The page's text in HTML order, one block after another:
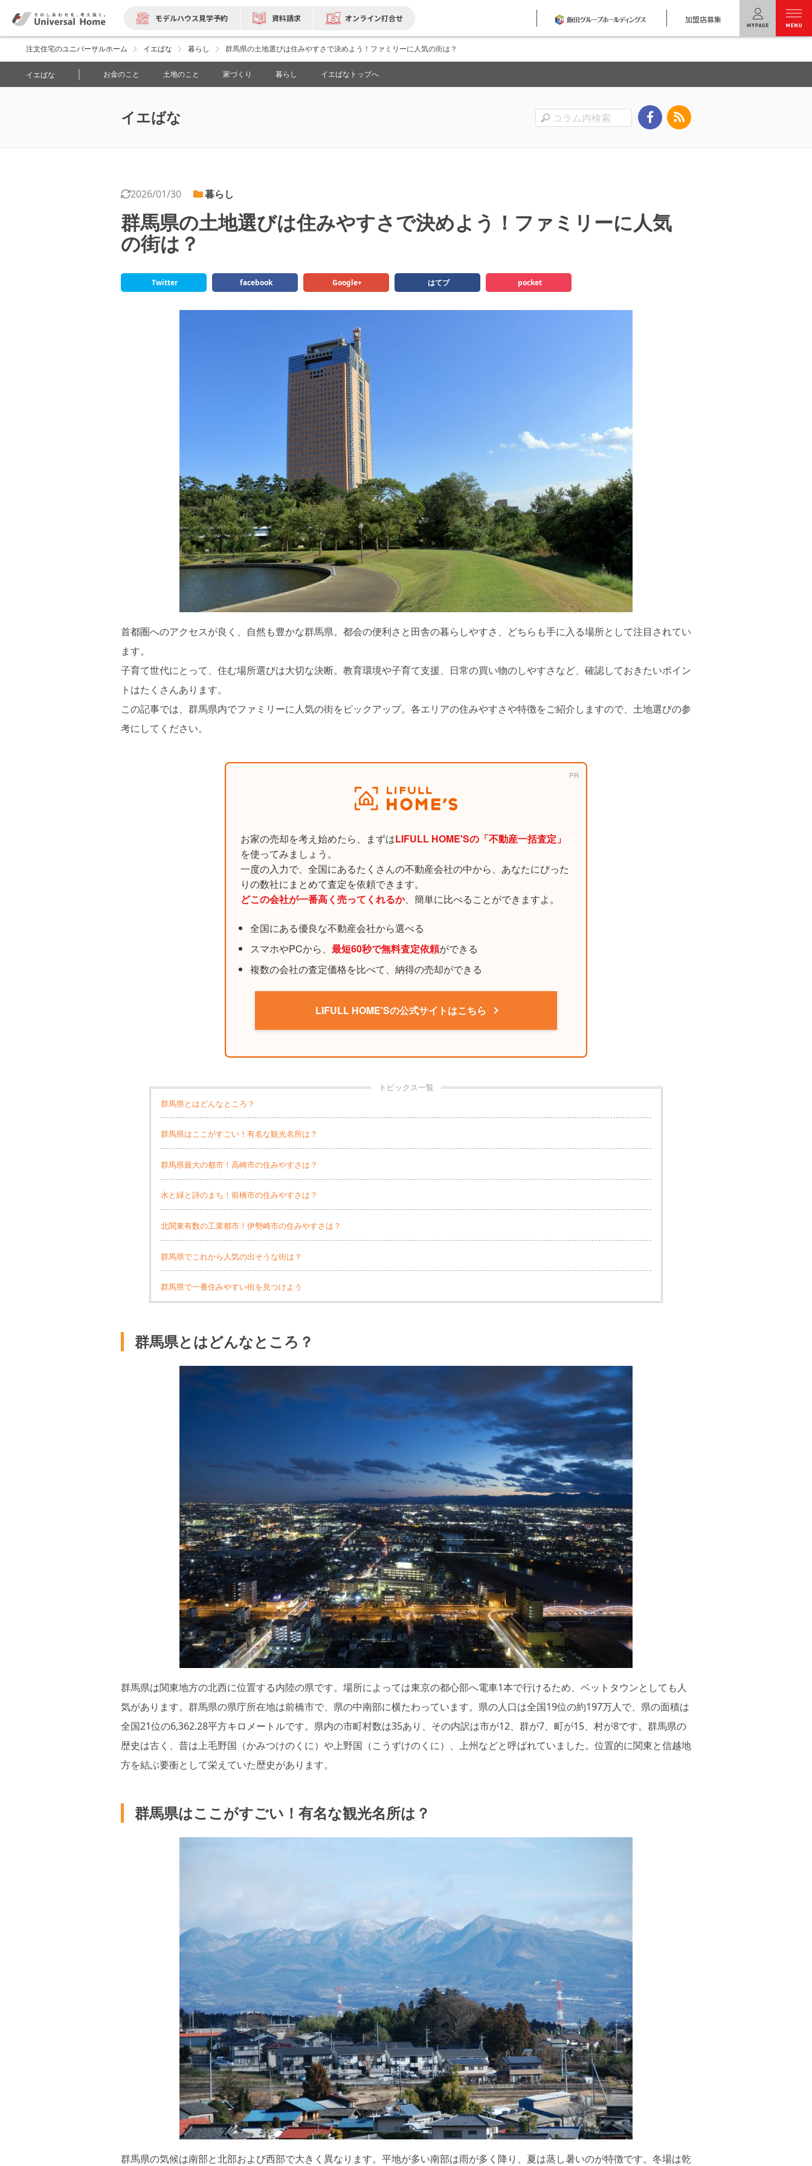
モデルハウス見学予約 資料請求 オンライン打合せ 加盟店募集
ユニバーサルホームの特長
コンセプトプラン
シミュレー
家づくりの知識
注文住宅のユニバーサルホーム イエばな 暮らし 群馬県の土地選びは住みやすさで決めよう！ファミリーに人気の街は？
イエばな お金のこと 土地のこと 家づくり 暮らし イエばなトップへ
イエばな
2026/01/30 暮らし
群馬県の土地選びは住みやすさで決めよう！ファミリーに人気
の街は？
Twitter facebook Google+ はてブ pocket
首都圏へのアクセスが良く、自然も豊かな群馬県。都会の便利さと田舎の暮らしやすさ、どちらも手に入る場所として注目されてい
ます。
子育て世代にとって、住む場所選びは大切な決断。教育環境や子育て支援、日常の買い物のしやすさなど、確認しておきたいポイン
トはたくさんあります。
この記事では、群馬県内でファミリーに人気の街をピックアップ。各エリアの住みやすさや特徴をご紹介しますので、土地選びの参
考にしてください。
お家の売却を考え始めたら、まずはLIFULL HOME'Sの「不動産一括査定」
を使ってみましょう。
一度の入力で、全国にあるたくさんの不動産会社の中から、あなたにぴった
りの数社にまとめて査定を依頼できます。
どこの会社が一番高く売ってくれるか、簡単に比べることができますよ。
全国にある優良な不動産会社から選べる
スマホやPCから、 最短60秒で無料査定依頼ができる
複数の会社の査定価格を比べて、納得の売却ができる
LIFULL HOME'Sの公式サイトはこちら
トピックス一覧
群馬県とはどんなところ？
群馬県はここがすごい！有名な観光名所は？
群馬県最大の都市！高崎市の住みやすさは？
水と緑と詩のまち！前橋市の住みやすさは？
北関東有数の工業都市！伊勢崎市の住みやすさは？
群馬県でこれから人気の出そうな街は？
群馬県で一番住みやすい街を見つけよう
群馬県とはどんなところ？
群馬県は関東地方の北西に位置する内陸の県です。場所によっては東京の都心部へ電車1本で行けるため、ベットタウンとしても人
気があります。群馬県の県庁所在地は前橋市で、県の中南部に横たわっています。県の人口は全国19位の約197万人で、県の面積は
全国21位の6,362.28平方キロメートルです。県内の市町村数は35あり、その内訳は市が12、群が7、町が15、村が8です。群馬県の
歴史は古く、昔は上毛野国（かみつけのくに）や上野国（こうずけのくに）、上州などと呼ばれていました。位置的に関東と信越地
方を結ぶ要衝として栄えていた歴史があります。
群馬県はここがすごい！有名な観光名所は？
群馬県の気候は南部と北部および西部で大きく異なります。平地が多い南部は雨が多く降り、夏は蒸し暑いのが特徴です。冬場は乾